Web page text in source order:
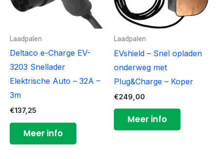
Laadpalen
Deltaco e-Charge EV-
3203 Snellader
Elektrische Auto – 32A –
3m
€137,25
Meer info
Laadpalen
EVshield – Snel opladen
onderweg met
Plug&Charge – Koper
€249,00
Meer info